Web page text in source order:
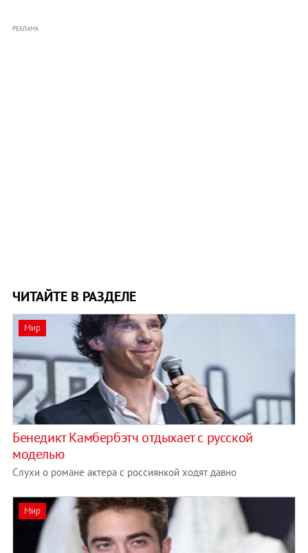
РЕКЛАМА
ЧИТАЙТЕ В РАЗДЕЛЕ
Мир
Бенедикт Камбербэтч отдыхает с русской
моделью
Слухи о романе актера с россиянкой ходят давно
Мир